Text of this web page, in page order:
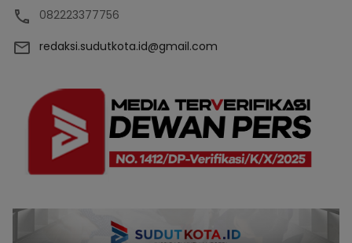
082223377756
redaksi.sudutkota.id@gmail.com